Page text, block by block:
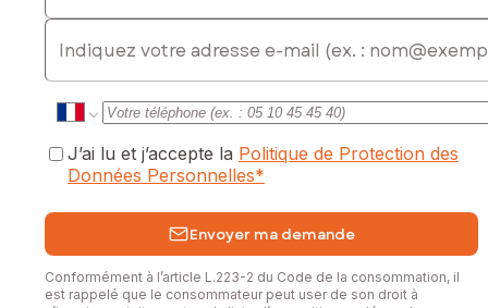
E-mail
J’ai lu et j’accepte la Politique de Protection des
Données Personnelles*
Envoyer ma demande
Conformément à l’article L.223-2 du Code de la consommation, il
est rappelé que le consommateur peut user de son droit à